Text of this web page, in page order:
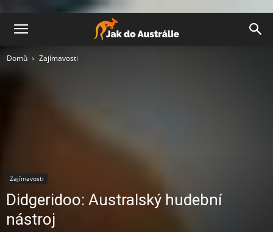
Domů Zajímavosti
Zajímavosti
Didgeridoo: Australský hudební
nástroj